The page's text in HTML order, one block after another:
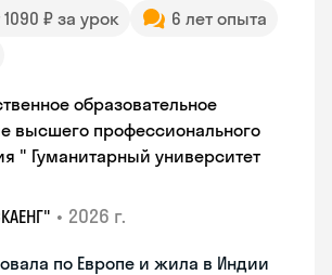
1090 ₽ за урок
6 лет опыта
образовательное
высшего профессионального
" Гуманитарный университет
• 2026 г.
по Европе и жила в Индии